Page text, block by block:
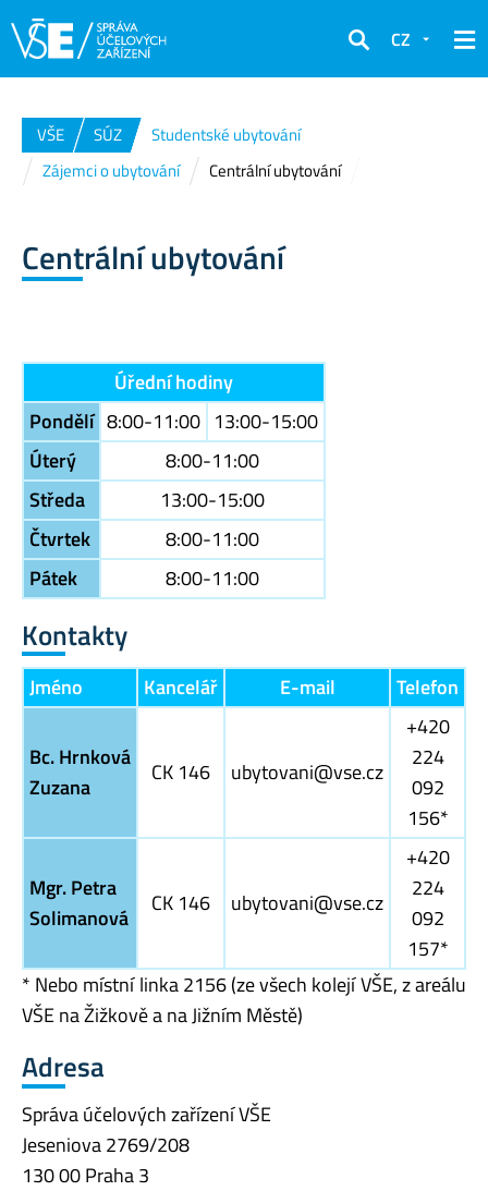
Hledat
CZ
VŠE SÚZ
Studentské ubytování
Zájemci o ubytování
Centrální ubytování
Centrální ubytování
Úřední hodiny
Pondělí 8:00-11:00 13:00-15:00
Úterý
8:00-11:00
Středa
13:00-15:00
Čtvrtek
8:00-11:00
Pátek
8:00-11:00
Kontakty
Jméno Kancelář E-mail Telefon
Bc. Hrnková
Zuzana
CK 146 ubytovani@vse.cz
+420
224
092
156*
Mgr. Petra
Solimanová
CK 146 ubytovani@vse.cz
+420
224
092
157*
* Nebo místní linka 2156 (ze všech kolejí VŠE, z areálu
VŠE na Žižkově a na Jižním Městě)
Adresa
Správa účelových zařízení VŠE
Jeseniova 2769/208
130 00 Praha 3